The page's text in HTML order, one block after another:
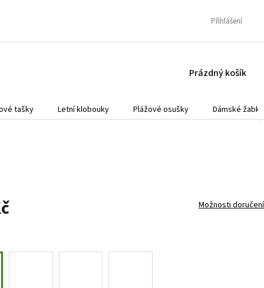
Přihlášení
NÁKUPNÍ
Prázdný košík
tašky Letní klobouky Plážové osušky
Dámské žabky
Možnosti doručení